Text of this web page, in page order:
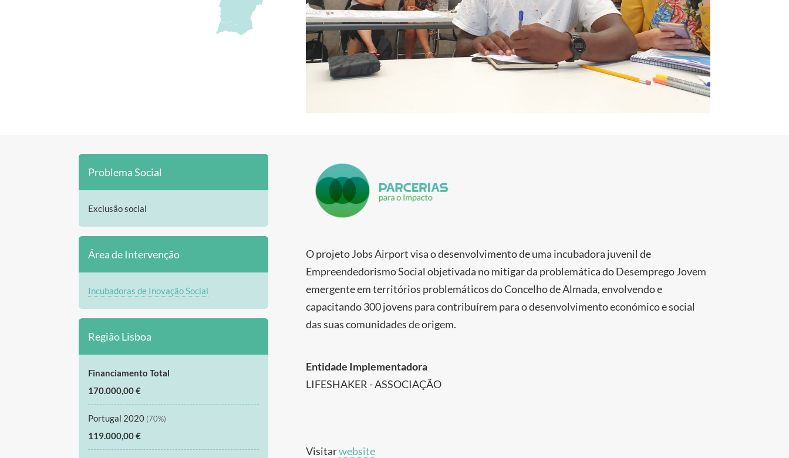
Problema Social
Exclusão social
Área de Intervenção
Incubadoras de Inovação Social
Região Lisboa
Financiamento Total
170.000,00 €
Portugal 2020 (70%)
119.000,00 €
O projeto Jobs Airport visa o desenvolvimento de uma incubadora juvenil de
Empreendedorismo Social objetivada no mitigar da problemática do Desemprego Jovem
emergente em territórios problemáticos do Concelho de Almada, envolvendo e
capacitando 300 jovens para contribuírem para o desenvolvimento económico e social
das suas comunidades de origem.
Entidade Implementadora
LIFESHAKER - ASSOCIAÇÃO
Visitarwebsite